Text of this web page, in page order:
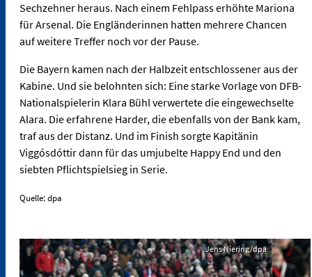
Sechzehner heraus. Nach einem Fehlpass erhöhte Mariona
für Arsenal. Die Engländerinnen hatten mehrere Chancen
auf weitere Treffer noch vor der Pause.
Die Bayern kamen nach der Halbzeit entschlossener aus der
Kabine. Und sie belohnten sich: Eine starke Vorlage von DFB-
Nationalspielerin Klara Bühl verwertete die eingewechselte
Alara. Die erfahrene Harder, die ebenfalls von der Bank kam,
traf aus der Distanz. Und im Finish sorgte Kapitänin
Viggósdóttir dann für das umjubelte Happy End und den
siebten Pflichtspielsieg in Serie.
Quelle: dpa
Jens Niering/dpa